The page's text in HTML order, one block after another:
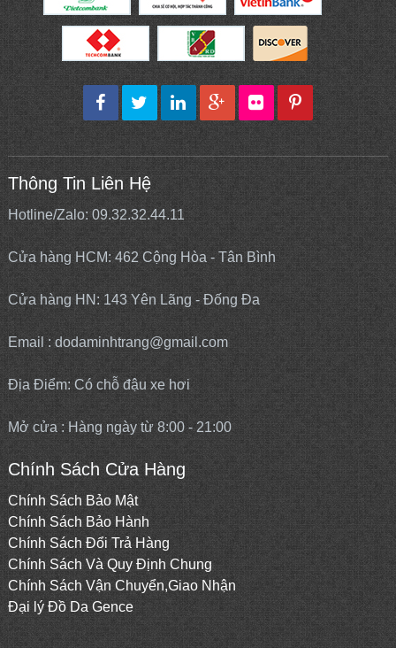
Thông Tin Liên Hệ
Hotline/Zalo: 09.32.32.44.11
Cửa hàng HCM: 462 Cộng Hòa - Tân Bình
Cửa hàng HN: 143 Yên Lãng - Đống Đa
Email : dodaminhtrang@gmail.com
Địa Điểm: Có chỗ đậu xe hơi
Mở cửa : Hàng ngày từ 8:00 - 21:00
Chính Sách Cửa Hàng
Chính Sách Bảo Mật
Chính Sách Bảo Hành
Chính Sách Đổi Trả Hàng
Chính Sách Và Quy Định Chung
Chính Sách Vận Chuyển,Giao Nhận
Đại lý Đồ Da Gence